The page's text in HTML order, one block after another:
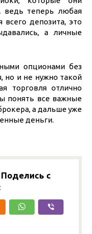
ведь теперь любая
депозита, это
а личные
опционами без
но и не нужно такой
торговля отлично
понять все важные
а дальше уже
деньги.
с